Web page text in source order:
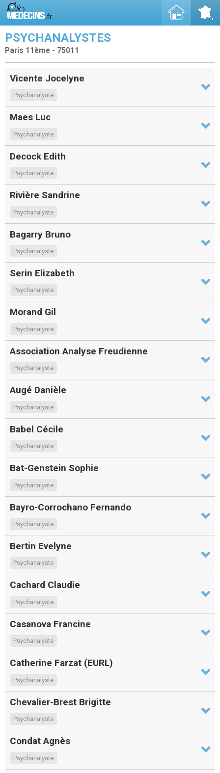
PSYCHANALYSTES
Paris 11ème - 75011
Vicente Jocelyne
Psychanalyste
Maes Luc
Psychanalyste
Decock Edith
Psychanalyste
Rivière Sandrine
Psychanalyste
Bagarry Bruno
Psychanalyste
Serin Elizabeth
Psychanalyste
Morand Gil
Psychanalyste
Association Analyse Freudienne
Psychanalyste
Augé Danièle
Psychanalyste
Babel Cécile
Psychanalyste
Bat-Genstein Sophie
Psychanalyste
Bayro-Corrochano Fernando
Psychanalyste
Bertin Evelyne
Psychanalyste
Cachard Claudie
Psychanalyste
Casanova Francine
Psychanalyste
Catherine Farzat (EURL)
Psychanalyste
Chevalier-Brest Brigitte
Psychanalyste
Condat Agnès
Psychanalyste